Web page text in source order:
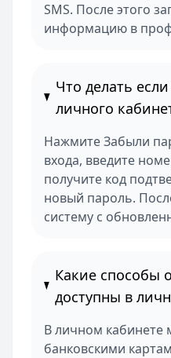
SMS. После этого
информацию в
Что делать
личного
Нажмите Забыли
входа, введите
получите код
новый пароль.
систему с
Какие способы
доступны в
В личном кабинете
банковскими